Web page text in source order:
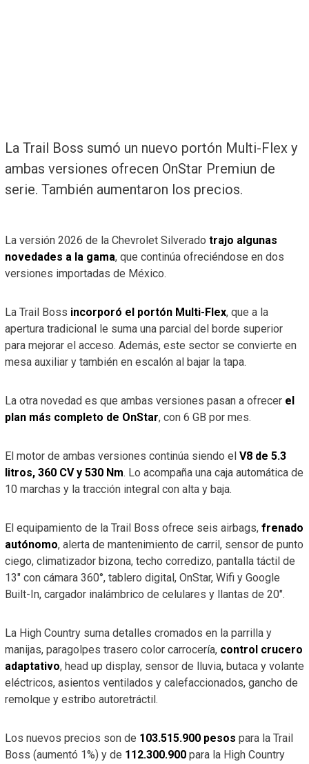
La Trail Boss sumó un nuevo portón Multi-Flex y
ambas versiones ofrecen OnStar Premiun de
serie. También aumentaron los precios.
La versión 2026 de la Chevrolet Silverado trajo algunas
novedades a la gama, que continúa ofreciéndose en dos
versiones importadas de México.
La Trail Boss incorporó el portón Multi-Flex, que a la
apertura tradicional le suma una parcial del borde superior
para mejorar el acceso. Además, este sector se convierte en
mesa auxiliar y también en escalón al bajar la tapa.
La otra novedad es que ambas versiones pasan a ofrecer el
plan más completo de OnStar, con 6 GB por mes.
El motor de ambas versiones continúa siendo el V8 de 5.3
litros, 360 CV y 530 Nm. Lo acompaña una caja automática de
10 marchas y la tracción integral con alta y baja.
El equipamiento de la Trail Boss ofrece seis airbags, frenado
autónomo, alerta de mantenimiento de carril, sensor de punto
ciego, climatizador bizona, techo corredizo, pantalla táctil de
13″ con cámara 360°, tablero digital, OnStar, Wifi y Google
Built-In, cargador inalámbrico de celulares y llantas de 20″.
La High Country suma detalles cromados en la parrilla y
manijas, paragolpes trasero color carrocería, control crucero
adaptativo, head up display, sensor de lluvia, butaca y volante
eléctricos, asientos ventilados y calefaccionados, gancho de
remolque y estribo autoretráctil.
Los nuevos precios son de 103.515.900 pesos para la Trail
Boss (aumentó 1%) y de 112.300.900para la High Country